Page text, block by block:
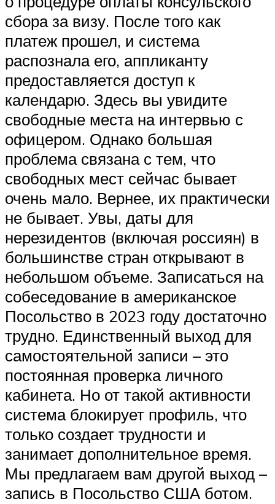
сбора за визу. После того как
платеж прошел, и система
распознала его, аппликанту
предоставляется доступ к
календарю. Здесь вы увидите
свободные места на интервью с
офицером. Однако большая
проблема связана с тем, что
свободных мест сейчас бывает
очень мало. Вернее, их практически
не бывает. Увы, даты для
нерезидентов (включая россиян) в
большинстве стран открывают в
небольшом объеме. Записаться на
собеседование в американское
Посольство в 2023 году достаточно
трудно. Единственный выход для
самостоятельной записи – это
постоянная проверка личного
кабинета. Но от такой активности
система блокирует профиль, что
только создает трудности и
занимает дополнительное время.
Мы предлагаем вам другой выход –
запись в Посольство США ботом.